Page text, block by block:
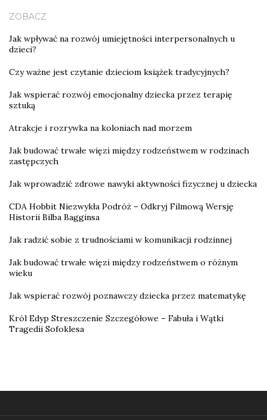
ZOBACZ
Jak wpływać na rozwój umiejętności interpersonalnych u
dzieci?
Czy ważne jest czytanie dzieciom książek tradycyjnych?
Jak wspierać rozwój emocjonalny dziecka przez terapię
sztuką
Atrakcje i rozrywka na koloniach nad morzem
Jak budować trwałe więzi między rodzeństwem w rodzinach
zastępczych
Jak wprowadzić zdrowe nawyki aktywności fizycznej u dziecka
CDA Hobbit Niezwykła Podróż – Odkryj Filmową Wersję
Historii Bilba Bagginsa
Jak radzić sobie z trudnościami w komunikacji rodzinnej
Jak budować trwałe więzi między rodzeństwem o różnym
wieku
Jak wspierać rozwój poznawczy dziecka przez matematykę
Król Edyp Streszczenie Szczegółowe – Fabuła i Wątki
Tragedii Sofoklesa